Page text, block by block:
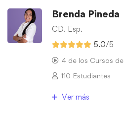
Brenda Pineda
CD. Esp.
5.0/5
4 de los Cursos de
110 Estudiantes
Ver más